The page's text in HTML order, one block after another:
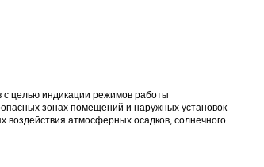
с целью индикации режимов работы
зонах помещений и наружных установок
воздействия атмосферных осадков, солнечного